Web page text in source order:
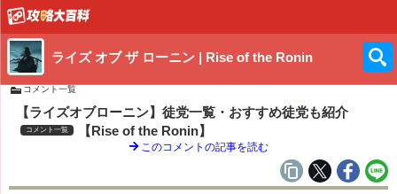
ライズ オブ ザ ローニン | Rise of the Ronin
コメント一覧
【ライズオブローニン】徒党一覧・おすすめ徒党も紹介
コメント一覧 【Rise of the Ronin】
このコメントの記事を読む